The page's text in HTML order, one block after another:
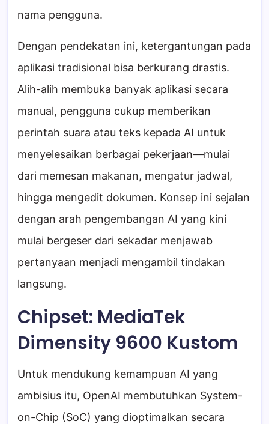
nama pengguna.
Dengan pendekatan ini, ketergantungan pada
aplikasi tradisional bisa berkurang drastis.
Alih-alih membuka banyak aplikasi secara
manual, pengguna cukup memberikan
perintah suara atau teks kepada AI untuk
menyelesaikan berbagai pekerjaan—mulai
dari memesan makanan, mengatur jadwal,
hingga mengedit dokumen. Konsep ini sejalan
dengan arah pengembangan AI yang kini
mulai bergeser dari sekadar menjawab
pertanyaan menjadi mengambil tindakan
langsung.
Chipset: MediaTek
Dimensity 9600 Kustom
Untuk mendukung kemampuan AI yang
ambisius itu, OpenAI membutuhkan System-
on-Chip (SoC) yang dioptimalkan secara